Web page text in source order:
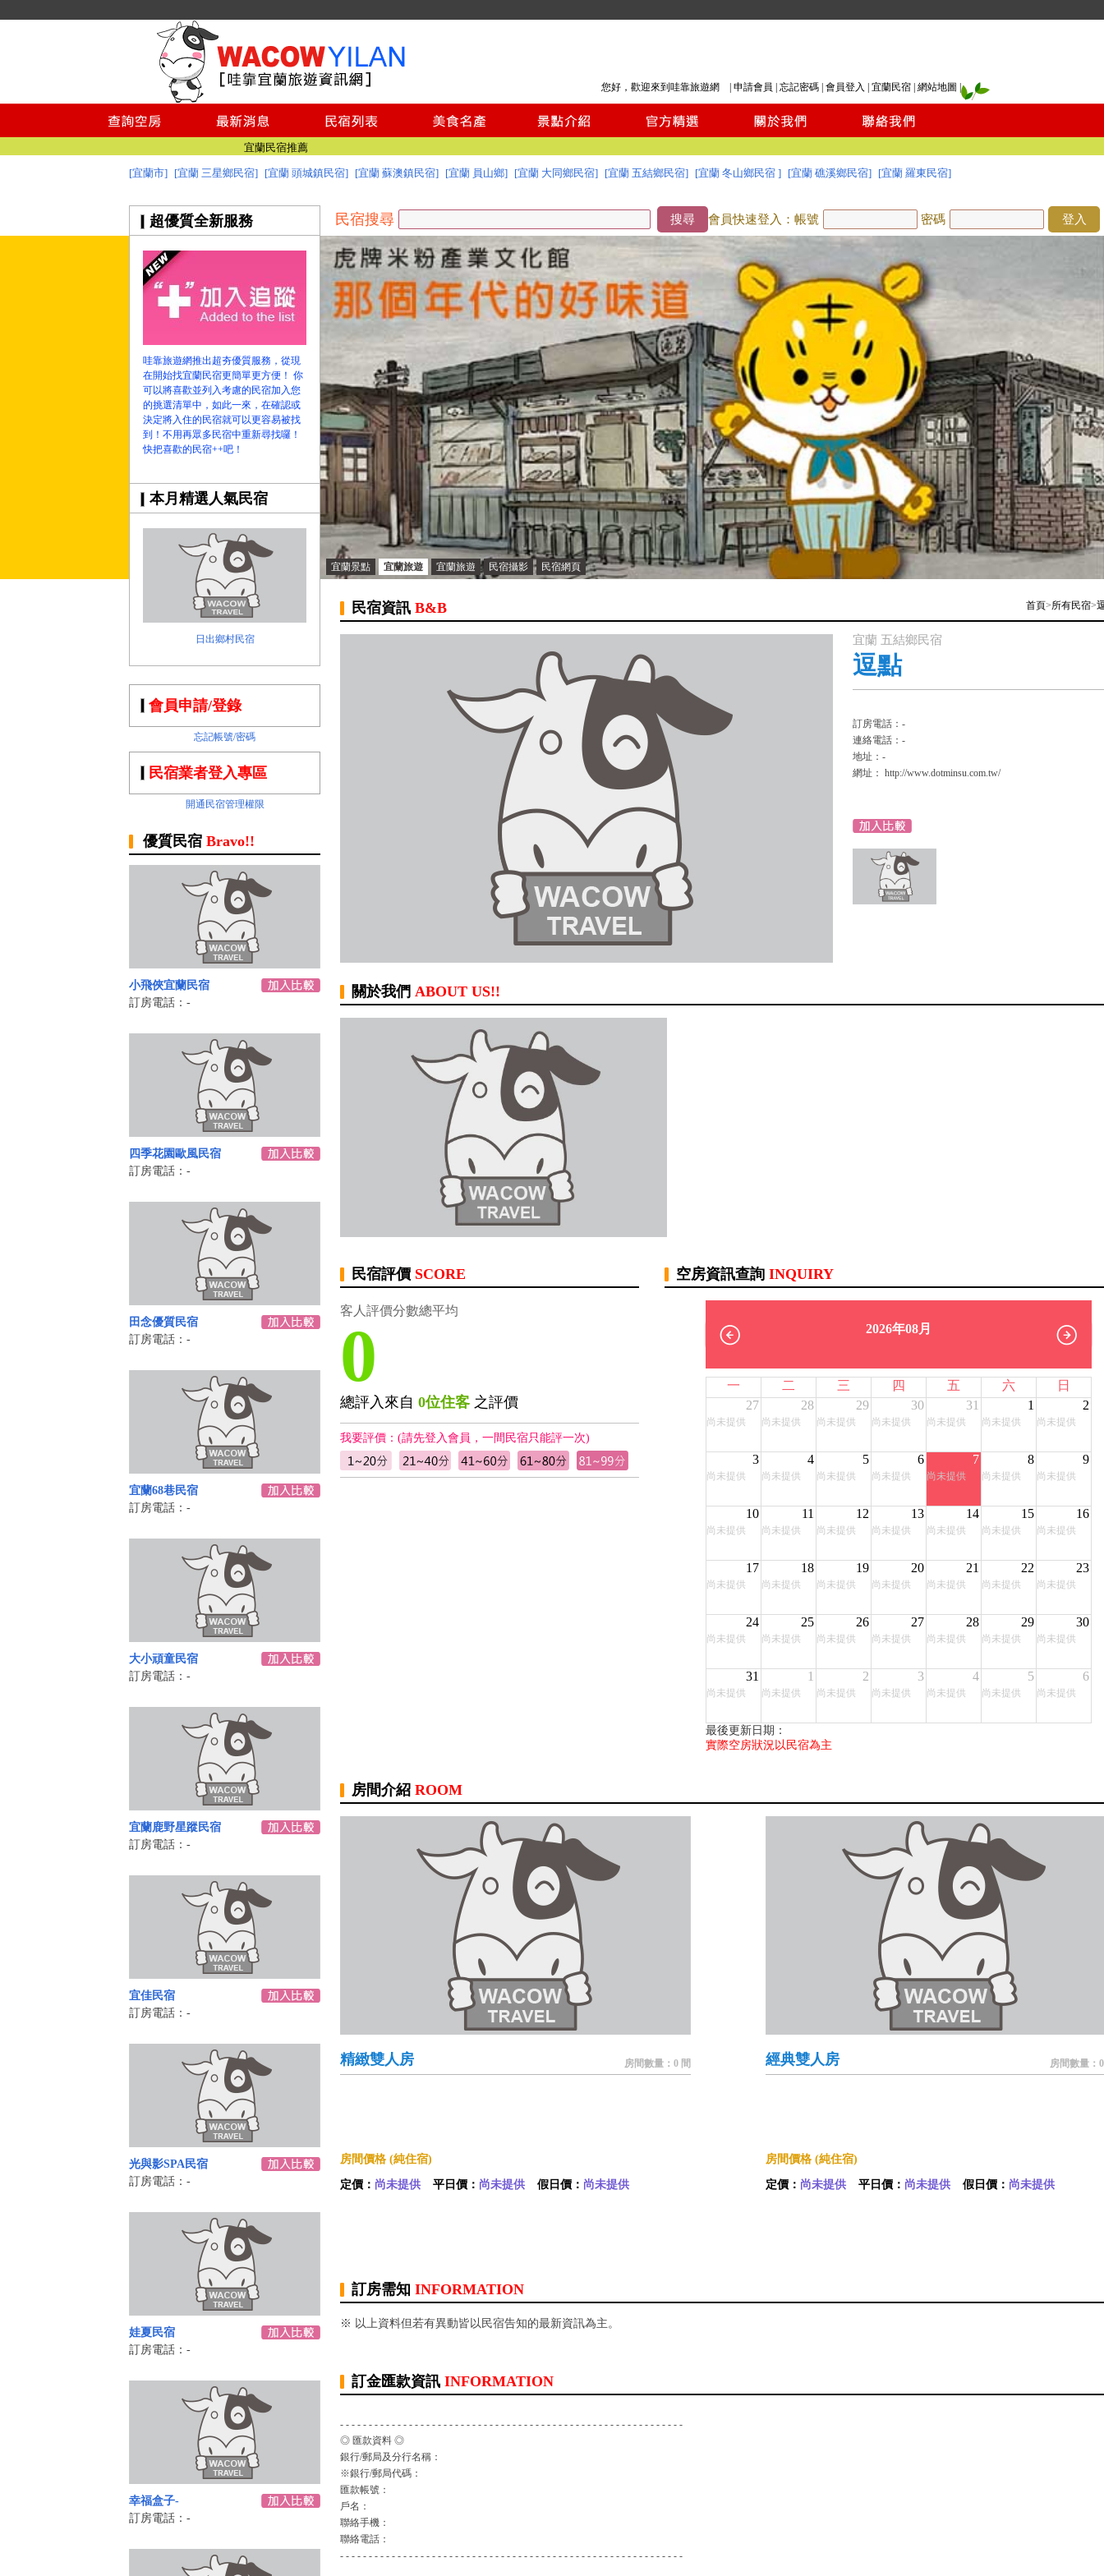
您好，歡迎來到哇靠旅遊網 | 申請會員 忘記密碼 會員登入 宜蘭民宿 網站地圖
宜蘭景點推薦
澎湖民宿推薦
綠島民宿
台南民宿
宜蘭民宿推薦
宜蘭民宿網 - 哇靠宜蘭民宿旅遊資訊網
宜蘭景點推薦
澎湖民宿推薦
綠島民宿
台南民宿
宜蘭民宿推薦
[宜蘭市] [宜蘭 三星鄉民宿] [宜蘭 頭城鎮民宿] [宜蘭 蘇澳鎮民宿] [宜蘭 員山鄉] [宜蘭 大同鄉民宿] [宜蘭 五結鄉民宿] [宜蘭 冬山鄉民宿 ] [宜蘭 礁溪鄉民宿] [宜蘭 羅東民宿]
超優質全新服務
哇靠旅遊網推出超夯優質服務，從現
在開始找宜蘭民宿更簡單更方便！ 你
可以將喜歡並列入考慮的民宿加入您
的挑選清單中，如此一來，在確認或
決定將入住的民宿就可以更容易被找
到！不用再眾多民宿中重新尋找囉！
快把喜歡的民宿++吧！
本月精選人氣民宿
日出鄉村民宿
宜蘭景點 宜蘭旅遊 宜蘭旅遊 民宿攝影 民宿網頁
民宿搜尋 搜尋 會員快速登入：帳號 密碼 登入
會員申請/登錄
忘記帳號/密碼
民宿業者登入專區
開通民宿管理權限
優質民宿 Bravo!!
小飛俠宜蘭民宿
訂房電話：-
四季花園歐風民宿
訂房電話：-
田念優質民宿
訂房電話：-
宜蘭68巷民宿
訂房電話：-
大小頑童民宿
訂房電話：-
宜蘭鹿野星蹤民宿
訂房電話：-
宜佳民宿
訂房電話：-
光與影SPA民宿
訂房電話：-
娃夏民宿
訂房電話：-
幸福盒子-
訂房電話：-
民宿資訊 B&B 首頁>所有民宿>
宜蘭 五結鄉民宿
逗點
訂房電話：-
連絡電話：-
地址：-
網址： http://www.dotminsu.com.tw/
關於我們 ABOUT US!!
民宿評價 SCORE
客人評價分數總平均
0
總評入來自 0位住客 之評價
我要評價：(請先登入會員，一間民宿只能評一次)
空房資訊查詢 INQUIRY
2026年08月
一 二 三 四 五 六
日
27
尚未提供
28
尚未提供
29
尚未提供
30
尚未提供
31
尚未提供
1
尚未提供
2
尚未提供
3
尚未提供
4
尚未提供
5
尚未提供
6
尚未提供
7
尚未提供
8
尚未提供
9
尚未提供
10
尚未提供
11
尚未提供
12
尚未提供
13
尚未提供
14
尚未提供
15
尚未提供
16
尚未提供
17
尚未提供
18
尚未提供
19
尚未提供
20
尚未提供
21
尚未提供
22
尚未提供
23
尚未提供
24
尚未提供
25
尚未提供
26
尚未提供
27
尚未提供
28
尚未提供
29
尚未提供
30
尚未提供
31
尚未提供
1
尚未提供
2
尚未提供
3
尚未提供
4
尚未提供
5
尚未提供
6
尚未提供
最後更新日期：
實際空房狀況以民宿為主
房間介紹 ROOM
精緻雙人房 房間數量：0 間
房間價格 (純住宿)
定價： 尚未提供 平日價： 尚未提供 假日價： 尚未提供
經典雙人房 房間數量：
房間價格 (純住宿)
定價： 尚未提供 平日價： 尚未提供 假日價： 尚未提供
訂房需知 INFORMATION
※ 以上資料但若有異動皆以民宿告知的最新資訊為主。
訂金匯款資訊 INFORMATION
- - - - - - - - - - - - - - - - - - - - - - - - - - - - - - - - - - - - - - - - - - - - - - - - - - - - - - - - - - - -
◎ 匯款資料 ◎
銀行/郵局及分行名稱：
※銀行/郵局代碼：
匯款帳號：
戶名：
聯絡手機：
聯絡電話：
- - - - - - - - - - - - - - - - - - - - - - - - - - - - - - - - - - - - - - - - - - - - - - - - - - - - - - - - - - - -